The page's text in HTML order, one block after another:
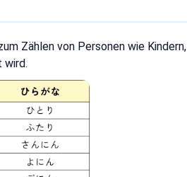
Zählen von Personen wie Kindern,
wird.